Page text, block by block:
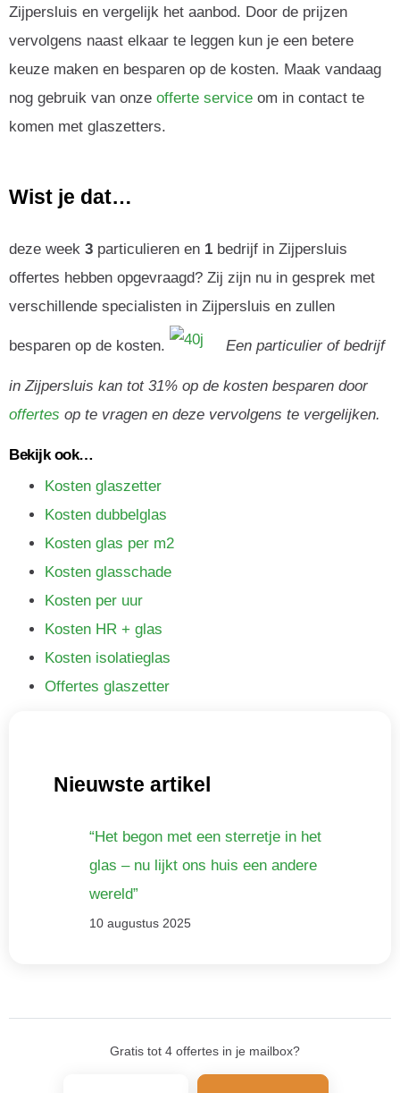
Zijpersluis en vergelijk het aanbod. Door de prijzen
vervolgens naast elkaar te leggen kun je een betere
keuze maken en besparen op de kosten. Maak vandaag
nog gebruik van onze offerte service om in contact te
komen met glaszetters.
Wist je dat…
deze week 3 particulieren en 1 bedrijf in Zijpersluis
offertes hebben opgevraagd? Zij zijn nu in gesprek met
verschillende specialisten in Zijpersluis en zullen
besparen op de kosten. Een particulier of bedrijf
in Zijpersluis kan tot 31% op de kosten besparen door
offertes op te vragen en deze vervolgens te vergelijken.
Bekijk ook…
Kosten glaszetter
Kosten dubbelglas
Kosten glas per m2
Kosten glasschade
Kosten per uur
Kosten HR + glas
Kosten isolatieglas
Offertes glaszetter
Nieuwste artikel
“Het begon met een sterretje in het
glas – nu lijkt ons huis een andere
wereld”
10 augustus 2025
Gratis tot 4 offertes in je mailbox?